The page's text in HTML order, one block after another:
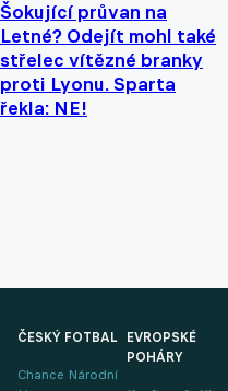
Šokující průvan na
Letné? Odejít mohl také
střelec vítězné branky
proti Lyonu. Sparta
řekla: NE!
ČESKÝ FOTBAL
Chance Národní
EVROPSKÉ
POHÁRY